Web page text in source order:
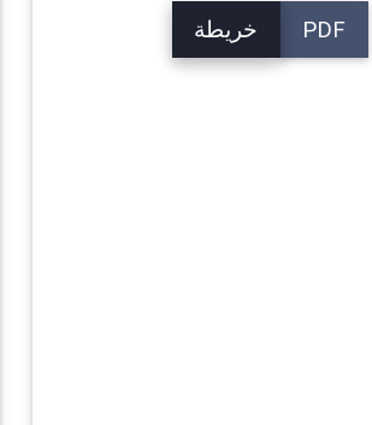
خريطة PDF